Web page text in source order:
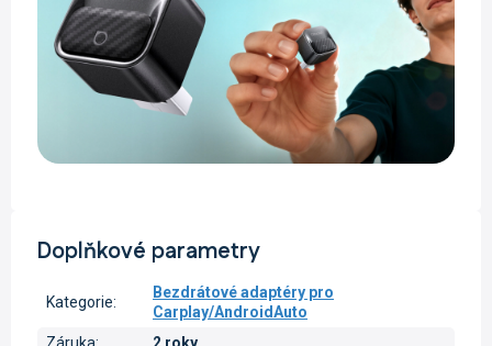
Doplňkové parametry
Kategorie:
Bezdrátové adaptéry pro
Carplay/AndroidAuto